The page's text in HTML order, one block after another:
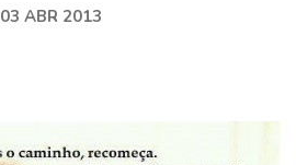
03 ABR 2013